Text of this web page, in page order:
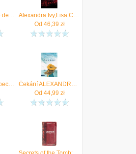
Ivy und die Magie des Poison Garden
Alexandra Ivy,Lisa Childs - Afraid
Od 46,39 zł
Alexandra Ivy,Rebecca Zanetti - Peril
Čekání ALEXANDRA IVY
Od 44,99 zł